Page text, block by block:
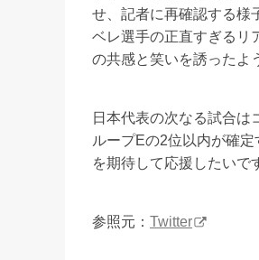
せ、記者に再確認する様
ベレ選手の正直すぎるリ
の共感と笑いを誘ったよ
日本代表の次なる試合
ループEの2位以内が確
を期待して応援したいで
参照元： Twitter